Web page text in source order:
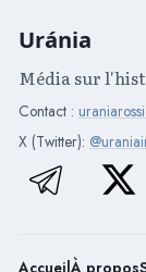
Uránia
Média sur
Contact :
X (Twitter):